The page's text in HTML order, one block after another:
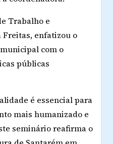
Trabalho e
Freitas, enfatizou o
com o
públicas
é essencial para
mais humanizado e
seminário reafirma o